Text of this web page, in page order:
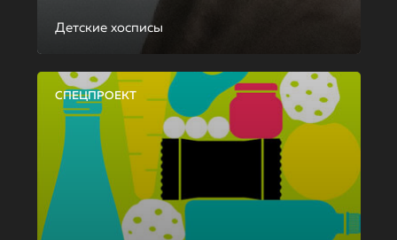
Детские хосписы
СПЕЦПРОЕКТ